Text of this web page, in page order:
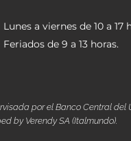
Lunes a viernes de 10 a 17
Feriados de 9 a 13 horas.
por el Banco Central del
by Verendy SA (Italmundo).